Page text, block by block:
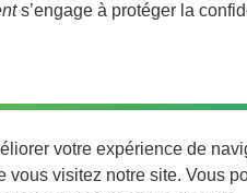
s’engage à protéger la
votre expérience de
visitez notre site. Vous